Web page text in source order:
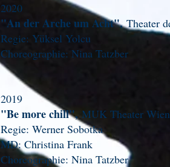
2020
"An der Arche um Acht",Theater
Regie: Yüksel Yolcu
Choreographie: Nina Tatzber
2019
"Be more chill", MUK Theater Wien
Regie: Werner Sobotka
MD: Christina Frank
Choreographie: Nina Tatzber